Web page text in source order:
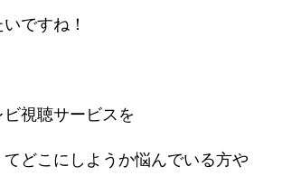
ですね！
視聴サービスを
どこにしようか悩んでいる方や